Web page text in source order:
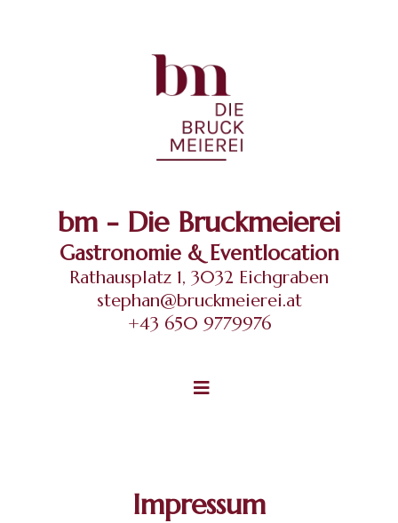
bm - Die Bruckmeierei
Gastronomie & Eventlocation
Rathausplatz 1, 3032 Eichgraben
stephan@bruckmeierei.at
+43 650 9779976
Impressum